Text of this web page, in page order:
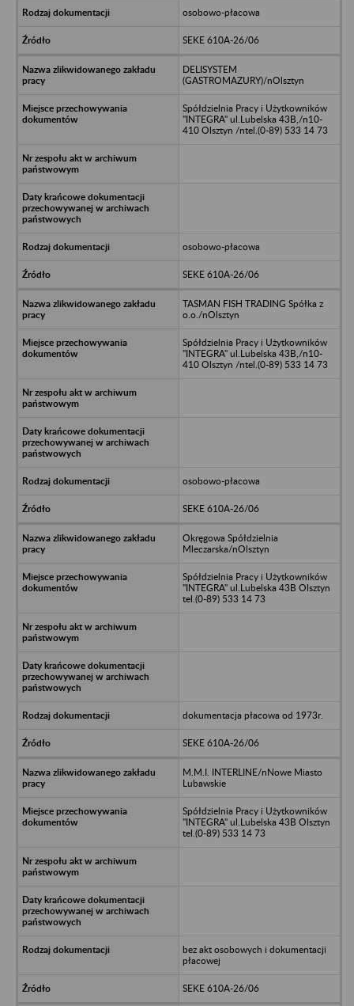
osobowo-płacowa
SEKE 610A-26/06
DELISYSTEM
(GASTROMAZURY)/nOlsztyn
Spółdzielnia Pracy i Użytkowników
"INTEGRA" ul.Lubelska 43B,/n10-
410 Olsztyn /ntel.(0-89) 533 14 73
osobowo-płacowa
SEKE 610A-26/06
TASMAN FISH TRADING Spółka z
o.o./nOlsztyn
Spółdzielnia Pracy i Użytkowników
"INTEGRA" ul.Lubelska 43B,/n10-
410 Olsztyn /ntel.(0-89) 533 14 73
osobowo-płacowa
SEKE 610A-26/06
Okręgowa Spółdzielnia
Mleczarska/nOlsztyn
Spółdzielnia Pracy i Użytkowników
"INTEGRA" ul.Lubelska 43B Olsztyn
tel.(0-89) 533 14 73
dokumentacja płacowa od 1973r.
SEKE 610A-26/06
M.M.I. INTERLINE/nNowe Miasto
Lubawskie
Spółdzielnia Pracy i Użytkowników
"INTEGRA" ul.Lubelska 43B Olsztyn
tel.(0-89) 533 14 73
bez akt osobowych i dokumentacji
płacowej
SEKE 610A-26/06